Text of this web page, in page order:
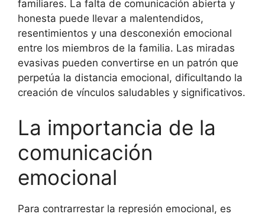
familiares. La falta de comunicación abierta y
honesta puede llevar a malentendidos,
resentimientos y una desconexión emocional
entre los miembros de la familia. Las miradas
evasivas pueden convertirse en un patrón que
perpetúa la distancia emocional, dificultando la
creación de vínculos saludables y significativos.
La importancia de la
comunicación
emocional
Para contrarrestar la represión emocional, es